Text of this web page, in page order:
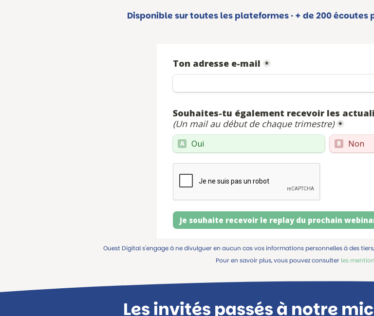
Disponible sur toutes les plateformes · + de 200 écoutes
Ouest Digital s'engage à ne divulguer en aucun cas vos informations personnelles à des
Pour en savoir plus, vous pouvez consulter les
Les invités passés à notre